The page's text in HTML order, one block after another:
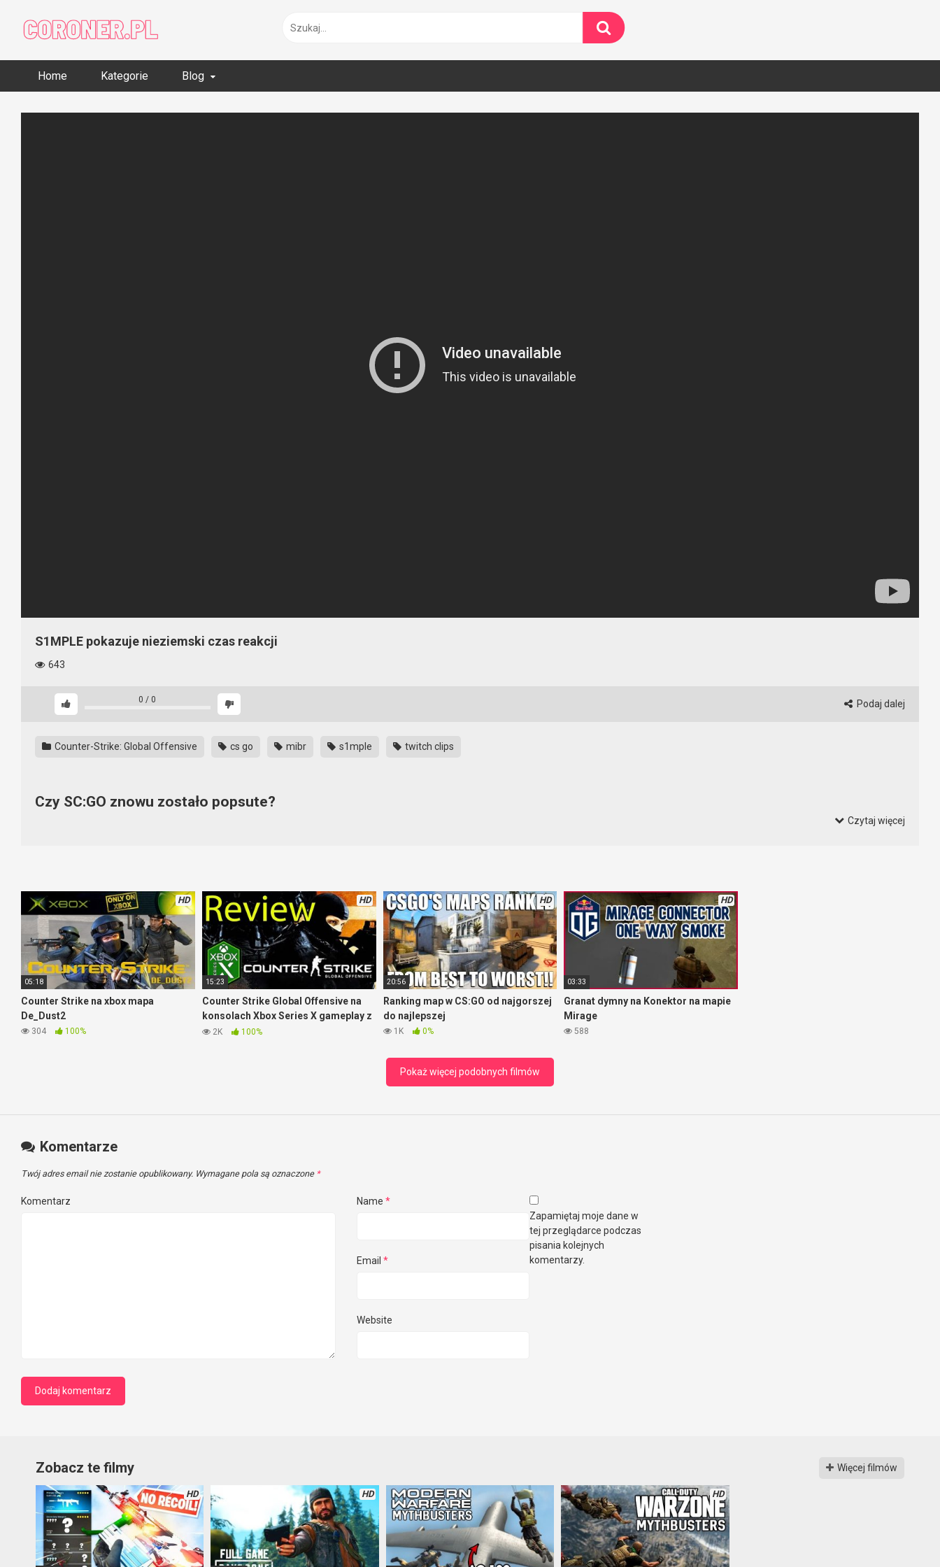
content
Home Kategorie Blog
S1MPLE pokazuje nieziemski czas reakcji
643
0 / 0 Podaj dalej
Counter-Strike: Global Offensive cs go mibr s1mple twitch clips
Czy SC:GO znowu zostało popsute?
Czytaj więcej
HD
05:18
Counter Strike na xbox mapa
De_Dust2
304 100%
HD
15:23
Counter Strike Global Offensive na
konsolach Xbox Series X gameplay z
rozgrywki
2K 100%
HD
20:56
Ranking map w CS:GO od najgorszej
do najlepszej
1K 0%
HD
03:33
Granat dymny na Konektor na mapie
Mirage
588
Pokaż więcej podobnych filmów
Komentarze
Twój adres email nie zostanie opublikowany. Wymagane pola są oznaczone *
Komentarz Name *
Email *
Website
Zapamiętaj moje dane w
tej przeglądarce podczas
pisania kolejnych
komentarzy.
Zobacz te filmy Więcej filmów
HD HD HD